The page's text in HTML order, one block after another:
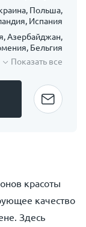
красоты
качество
Здесь
Польша,
Испания
Азербайджан,
Бельгия
Показать все